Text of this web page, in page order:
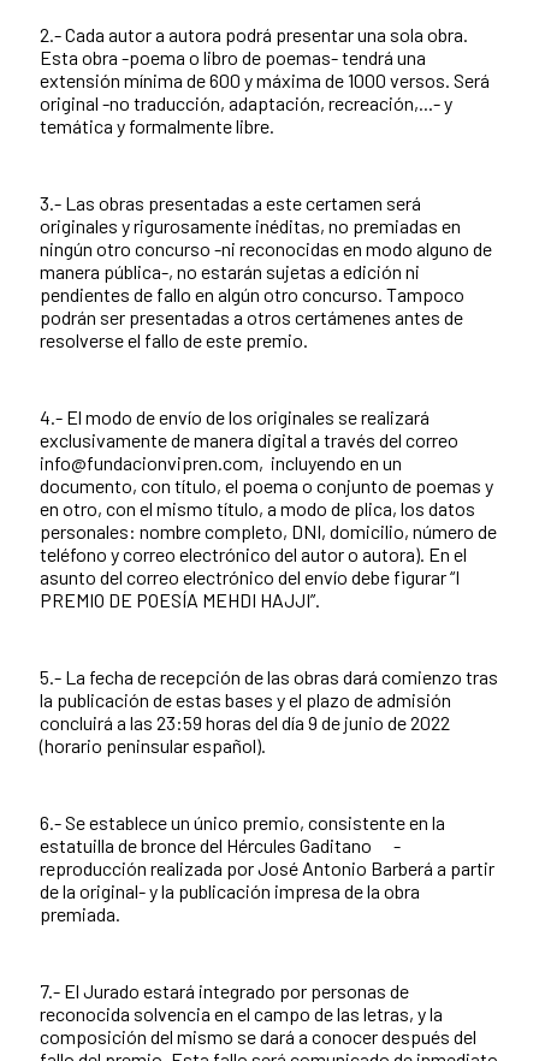
2.- Cada autor a autora podrá presentar una sola obra.
Esta obra -poema o libro de poemas- tendrá una
extensión mínima de 600 y máxima de 1000 versos. Será
original -no traducción, adaptación, recreación,...- y
temática y formalmente libre.
3.- Las obras presentadas a este certamen será
originales y rigurosamente inéditas, no premiadas en
ningún otro concurso -ni reconocidas en modo alguno de
manera pública-, no estarán sujetas a edición ni
pendientes de fallo en algún otro concurso. Tampoco
podrán ser presentadas a otros certámenes antes de
resolverse el fallo de este premio.
4.- El modo de envío de los originales se realizará
exclusivamente de manera digital a través del correo
info@fundacionvipren.com, incluyendo en un
documento, con título, el poema o conjunto de poemas y
en otro, con el mismo título, a modo de plica, los datos
personales: nombre completo, DNI, domicilio, número de
teléfono y correo electrónico del autor o autora). En el
asunto del correo electrónico del envío debe figurar “I
PREMIO DE POESÍA MEHDI HAJJI”.
5.- La fecha de recepción de las obras dará comienzo tras
la publicación de estas bases y el plazo de admisión
concluirá a las 23:59 horas del día 9 de junio de 2022
(horario peninsular español).
6.- Se establece un único premio, consistente en la
estatuilla de bronce del Hércules Gaditano -
reproducción realizada por José Antonio Barberá a partir
de la original- y la publicación impresa de la obra
premiada.
7.- El Jurado estará integrado por personas de
reconocida solvencia en el campo de las letras, y la
composición del mismo se dará a conocer después del